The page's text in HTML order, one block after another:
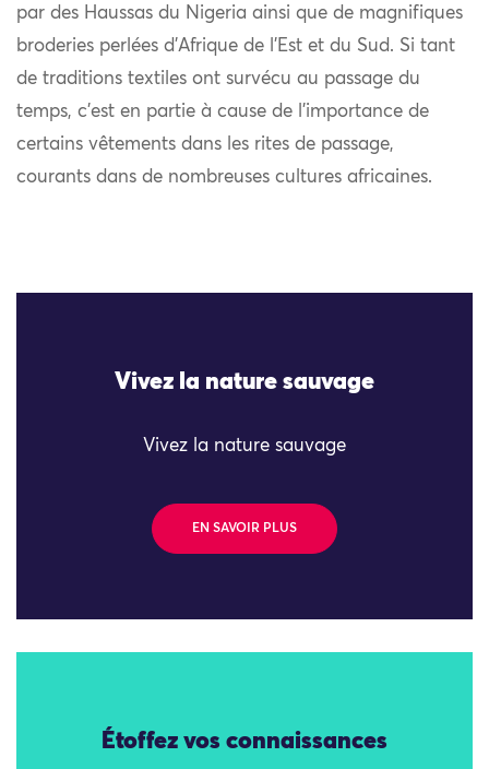
par des Haussas du Nigeria ainsi que de magnifiques
broderies perlées d’Afrique de l’Est et du Sud. Si tant
de traditions textiles ont survécu au passage du
temps, c’est en partie à cause de l’importance de
certains vêtements dans les rites de passage,
courants dans de nombreuses cultures africaines.
Vivez la nature sauvage
Vivez la nature sauvage
EN SAVOIR PLUS
Étoffez vos connaissances